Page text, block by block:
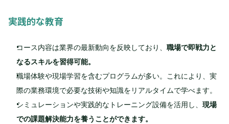
実践的な教育
コース内容は業界の最新動向を反映しており、 職場で即戦力と
なるスキルを習得可能。
職場体験や現場学習を含むプログラムが多い。これにより、実
際の業務環境で必要な技術や知識をリアルタイムで学べます。
シミュレーションや実践的なトレーニング設備を活用し、 現場
での課題解決能力を養うことができます。